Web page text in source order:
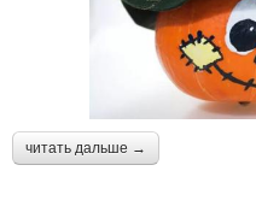
читать дальше →